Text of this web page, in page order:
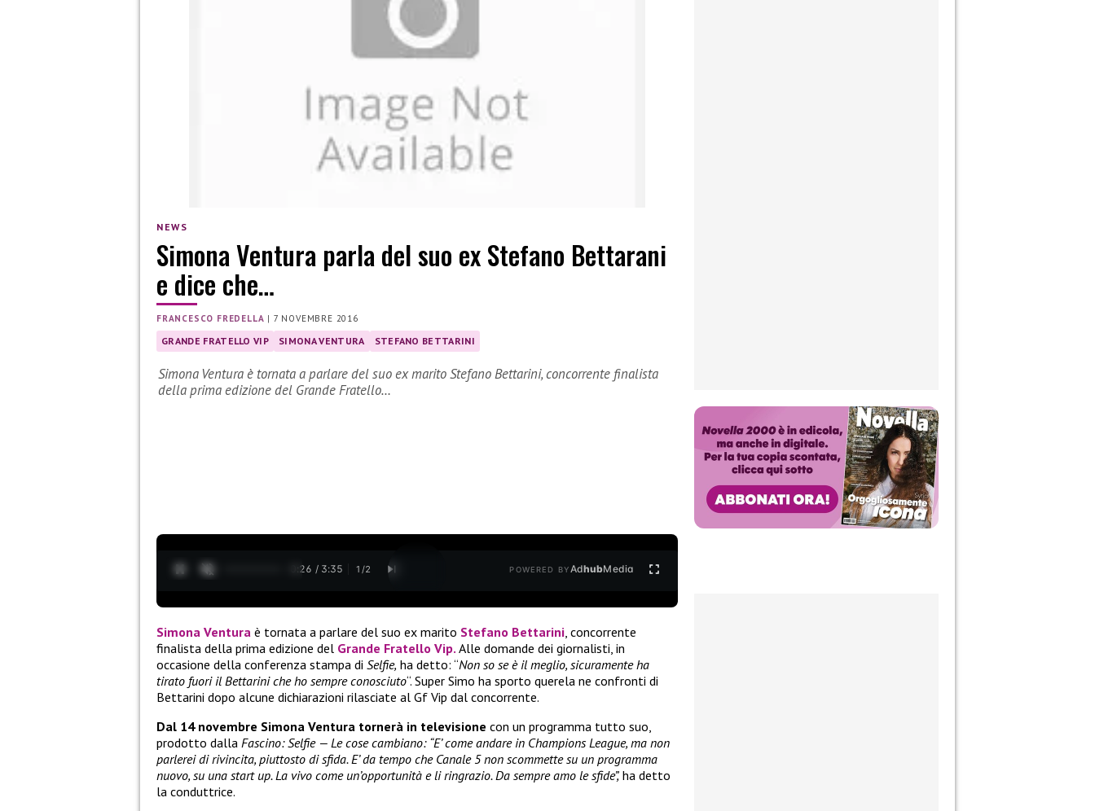
NEWS
Simona Ventura parla del suo ex Stefano Bettarani
e dice che…
FRANCESCO FREDELLA | 7 NOVEMBRE 2016
GRANDE FRATELLO VIP SIMONA VENTURA STEFANO BETTARINI
Simona Ventura è tornata a parlare del suo ex marito Stefano Bettarini, concorrente finalista
della prima edizione del Grande Fratello…
0:27 / 3:35 1 /2 POWERED BYAdhubMedia
Simona Ventura è tornata a parlare del suo ex marito Stefano Bettarini , concorrente
finalista della prima edizione del Grande Fratello Vip. Alle domande dei giornalisti, in
occasione della conferenza stampa di Selfie, ha detto: “Non so se è il meglio, sicuramente ha
tirato fuori il Bettarini che ho sempre conosciuto“. Super Simo ha sporto querela ne confronti di
Bettarini dopo alcune dichiarazioni rilasciate al Gf Vip dal concorrente.
Dal 14 novembre Simona Ventura tornerà in televisione con un programma tutto suo,
prodotto dalla Fascino:Selfie — Le cose cambiano: “E’ come andare in Champions League, ma non
parlerei di rivincita, piuttosto di sfida. E’ da tempo che Canale 5 non scommette su un programma
nuovo, su una start up. La vivo come un’opportunità e li ringrazio. Da sempre amo le sfide”, ha detto
la conduttrice.